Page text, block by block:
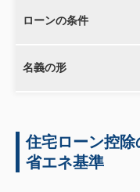
ローンの条件
名義の形
住宅ローン控除
省エネ基準